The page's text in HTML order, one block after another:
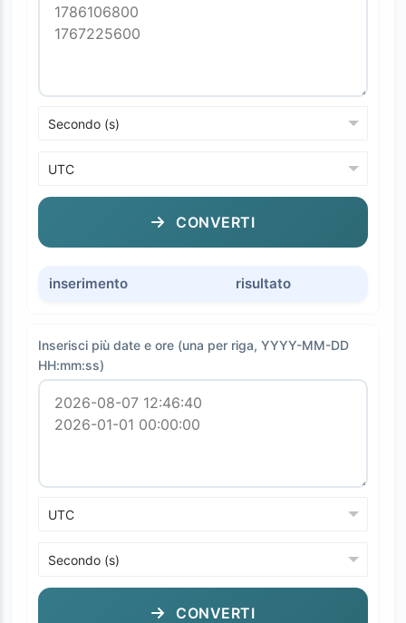
CONVERTI
inserimento risultato
Inserisci più date e ore (una per riga, YYYY-MM-DD
HH:mm:ss)
CONVERTI